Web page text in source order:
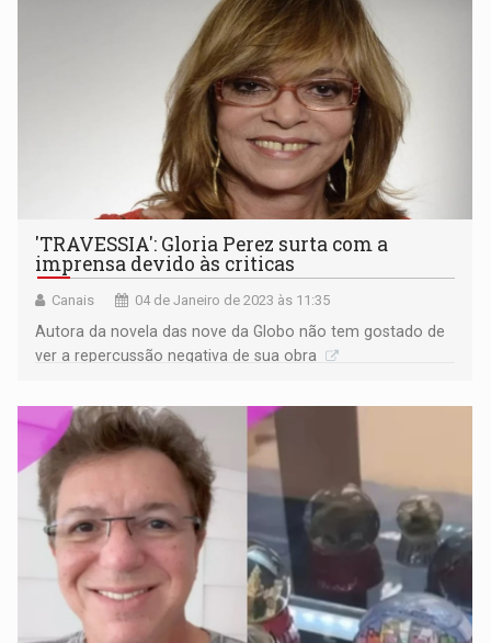
'TRAVESSIA': Gloria Perez surta com a
imprensa devido às criticas
Canais 04 de Janeiro de 2023 às 11:35
Autora da novela das nove da Globo não tem gostado de
ver a repercussão negativa de sua obra